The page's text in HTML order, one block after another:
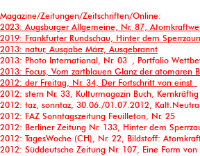
Magazine/Zeitungen/Zeitschriften/Online:
2023: Augsburger Allgemeine, Nr. 87,
2019: Frankfurter Rundschau, Hinter dem Sperrzaun
2013: natur, Ausgabe März, Ausgebrannt
2013: Photo International, Nr. 03 , Portfolio
2013: Focus, Vom zartblauen Glanz der atomaren
2012: der Freitag, Nr. 34, Der Fortschritt von einst
2012: stern Nr. 33, Kulturmagazin Buch, Kernkräftig
2012: taz, sonntaz, 30.06./01.07.2012,
2012: FAZ Sonntagszeitung Feuilleton, Nr. 25
2012: Berliner Zeitung Nr. 133, Hinter dem
2012: TagesWoche (CH), Nr. 22, Bildstoff:
2012: Süddeutsche Zeitung Nr. 107, Eine Form von